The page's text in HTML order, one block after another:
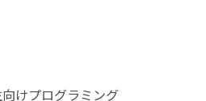
けプログラミング